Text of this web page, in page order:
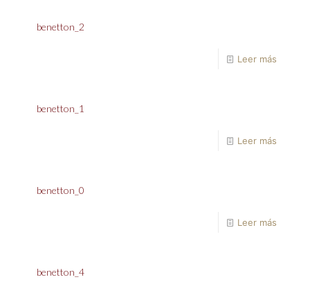
benetton_2
Leer más
benetton_1
Leer más
benetton_0
Leer más
benetton_4